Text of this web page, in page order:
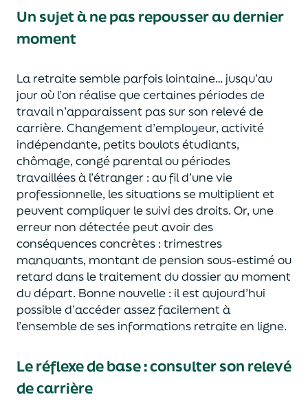
Un sujet à ne pas repousser au dernier
moment
La retraite semble parfois lointaine… jusqu’au
jour où l’on réalise que certaines périodes de
travail n’apparaissent pas sur son relevé de
carrière. Changement d’employeur, activité
indépendante, petits boulots étudiants,
chômage, congé parental ou périodes
travaillées à l’étranger : au fil d’une vie
professionnelle, les situations se multiplient et
peuvent compliquer le suivi des droits. Or, une
erreur non détectée peut avoir des
conséquences concrètes : trimestres
manquants, montant de pension sous-estimé ou
retard dans le traitement du dossier au moment
du départ. Bonne nouvelle : il est aujourd’hui
possible d’accéder assez facilement à
l’ensemble de ses informations retraite en ligne.
Le réflexe de base : consulter son relevé
de carrière